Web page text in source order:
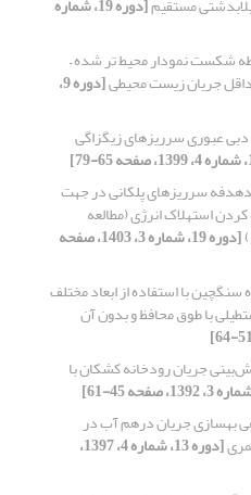
شکست نمودار محیط تر شده –
جریان زیست محیطی [دوره 9،
عبوری سرریزهای زیگزاگی
سرریزهای پلکانی در جهت
استهلاک انرژی (مطالعه
[دوره 19، شماره 3، 1403، صفحه
با استفاده از ابعاد مختلف
با طوق محافظ و بدون آن
جریان رودخانه کشکان با
بهسازی جریان درهم آب در
[دوره 13، شماره 4، 1397،